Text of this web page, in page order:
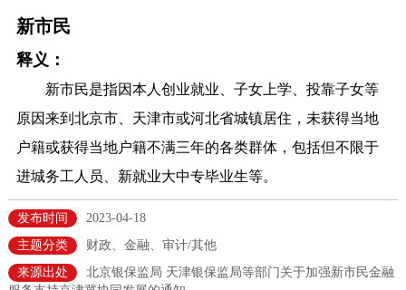
各区热点
政务公开
市领导 机构职能 政策服务
政策兑现
决策公开 专题公开
新市民
释义：
新市民是指因本人创业就业、子女上学、投靠子女等
原因来到北京市、天津市或河北省城镇居住，未获得当地
户籍或获得当地户籍不满三年的各类群体，包括但不限于
进城务工人员、新就业大中专毕业生等。
发布时间
2023-04-18
主题分类
财政、金融、审计/其他
来源出处
北京银保监局 天津银保监局等部门关于加强新市民金融